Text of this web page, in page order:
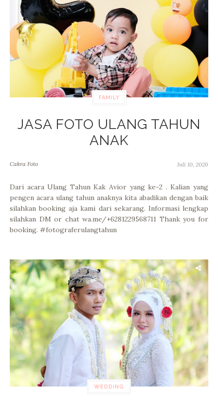
FAMILY
JASA FOTO ULANG TAHUN
ANAK
Cakra Foto Juli 10, 2026
Dari acara Ulang Tahun Kak Avior yang ke-2 . Kalian yang
pengen acara ulang tahun anaknya kita abadikan dengan baik
silahkan booking aja kami dari sekarang. Informasi lengkap
silahkan DM or chat wa.me/+6281229568711 Thank you for
booking. #fotograferulangtahun
WEDDING